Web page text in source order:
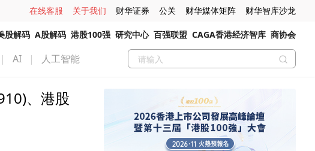
在线客服 关于我们 财华证券 公关 财华媒体矩阵 财华智库沙龙
股解码 A股解码 港股100强 研究中心 百强联盟 CAGA香港经济智库 商协会
| AI | 人工智能
、港股